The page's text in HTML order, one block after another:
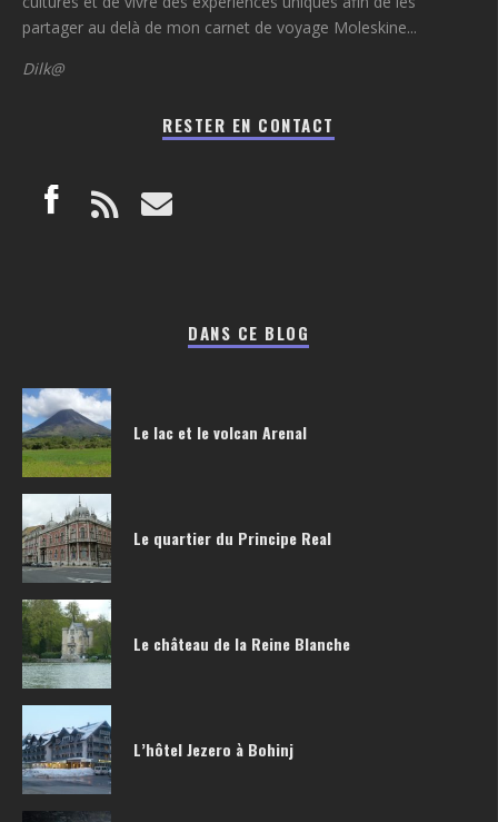
partager au delà de mon carnet de voyage Moleskine...
Dilk@
RESTER EN CONTACT
DANS CE BLOG
Le lac et le volcan Arenal
Le quartier du Principe Real
Le château de la Reine Blanche
L’hôtel Jezero à Bohinj